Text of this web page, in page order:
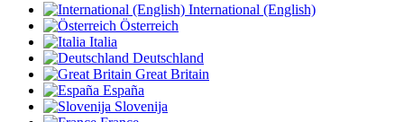
International (English)
Österreich
Italia
Deutschland
Great Britain
España
Slovenija